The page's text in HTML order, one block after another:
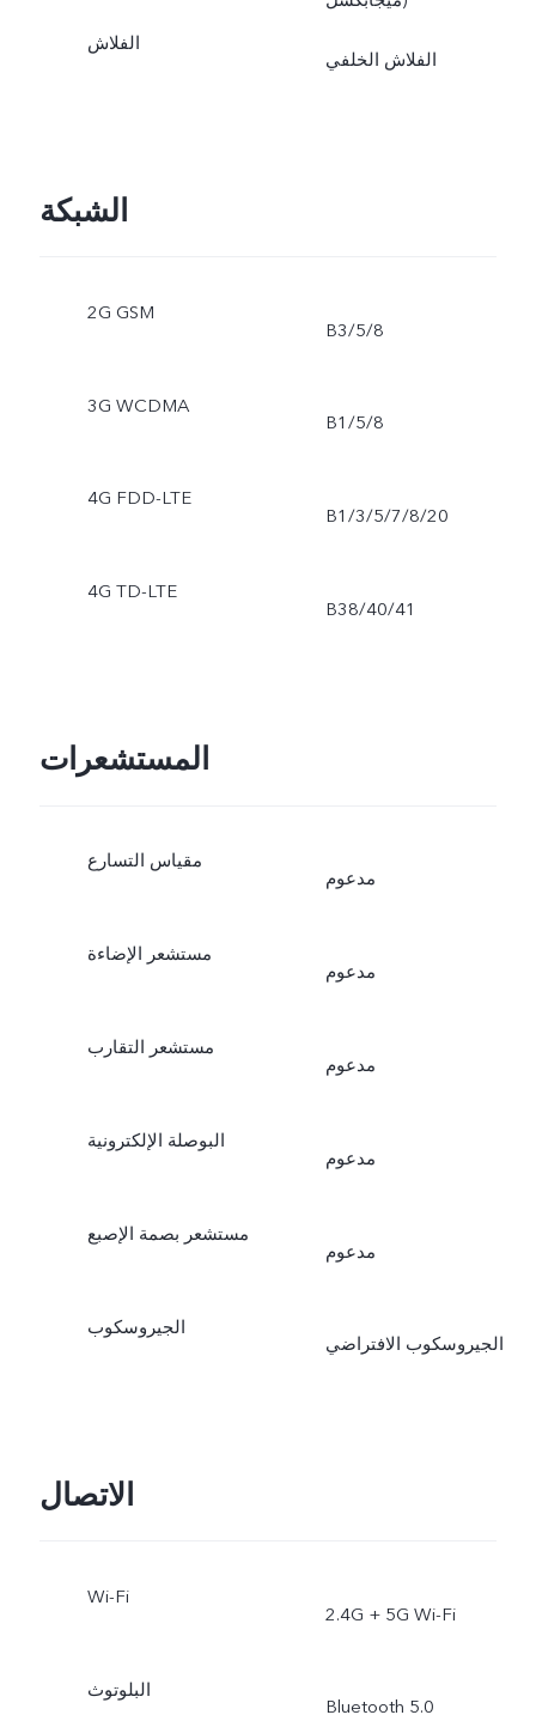
الفلاش
الفلاش الخلفي
الشبكة
2G GSM
B3/5/8
3G WCDMA
B1/5/8
4G FDD-LTE
B1/3/5/7/8/20
4G TD-LTE
B38/40/41
المستشعرات
مقياس التسارع
مدعوم
مستشعر الإضاءة
مدعوم
مستشعر التقارب
مدعوم
البوصلة الإلكترونية
مدعوم
مستشعر بصمة الإصبع
مدعوم
الجيروسكوب
الجيروسكوب الافتراضي
الاتصال
Wi-Fi
2.4G + 5G Wi-Fi
البلوتوث
Bluetooth 5.0